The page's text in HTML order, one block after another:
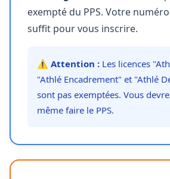
exempté du PPS. Votre
suffit pour vous inscrire.
⚠️ Attention : Les licences
"Athlé Encadrement" et "Athlé
sont pas exemptées. Vous
même faire le PPS.